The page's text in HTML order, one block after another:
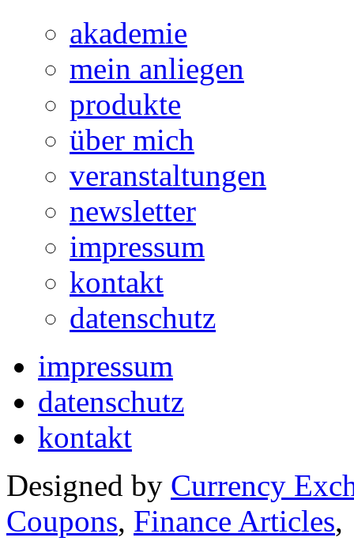
akademie
mein anliegen
produkte
über mich
veranstaltungen
newsletter
impressum
kontakt
datenschutz
impressum
datenschutz
kontakt
Designed by Currency
Coupons, Finance Articles,